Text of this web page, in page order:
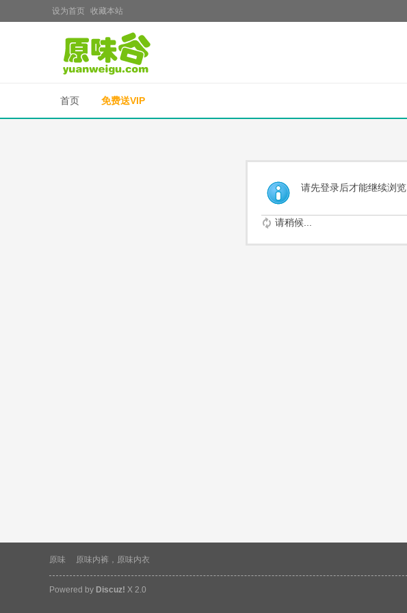
设为首页 收藏本站
首页 免费送VIP
请先登录后才能继续浏览
请稍候...
原味 原味内裤，原味内衣
Powered by Discuz! X 2.0